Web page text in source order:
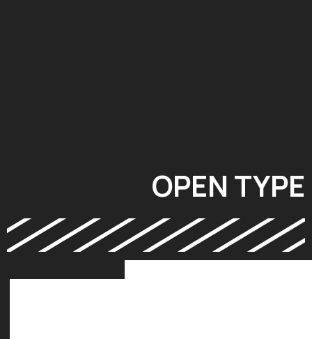
OPEN TYPE